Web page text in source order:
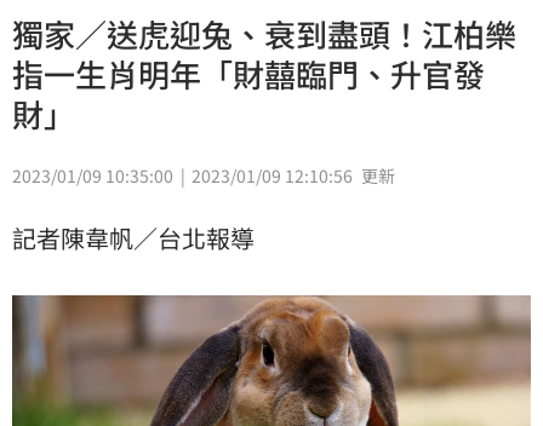
獨家／送虎迎兔、衰到盡頭！江柏樂
指一生肖明年「財囍臨門、升官發
財」
2023/01/09 10:35:00 2023/01/09 12:10:56 更新
記者陳韋帆／台北報導